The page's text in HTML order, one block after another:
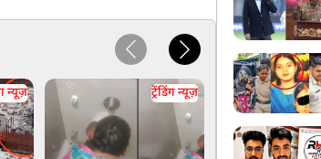
न्यूज़ ट्रेंडिंग न्यूज़